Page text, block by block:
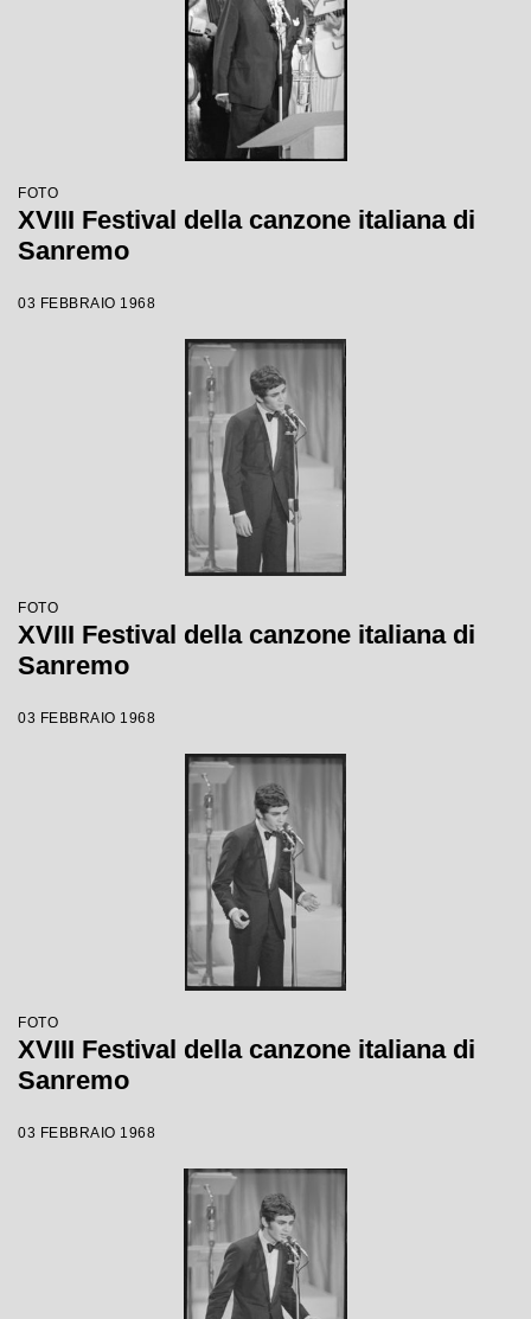
FOTO
XVIII Festival della canzone italiana di
Sanremo
03 FEBBRAIO 1968
FOTO
XVIII Festival della canzone italiana di
Sanremo
03 FEBBRAIO 1968
FOTO
XVIII Festival della canzone italiana di
Sanremo
03 FEBBRAIO 1968